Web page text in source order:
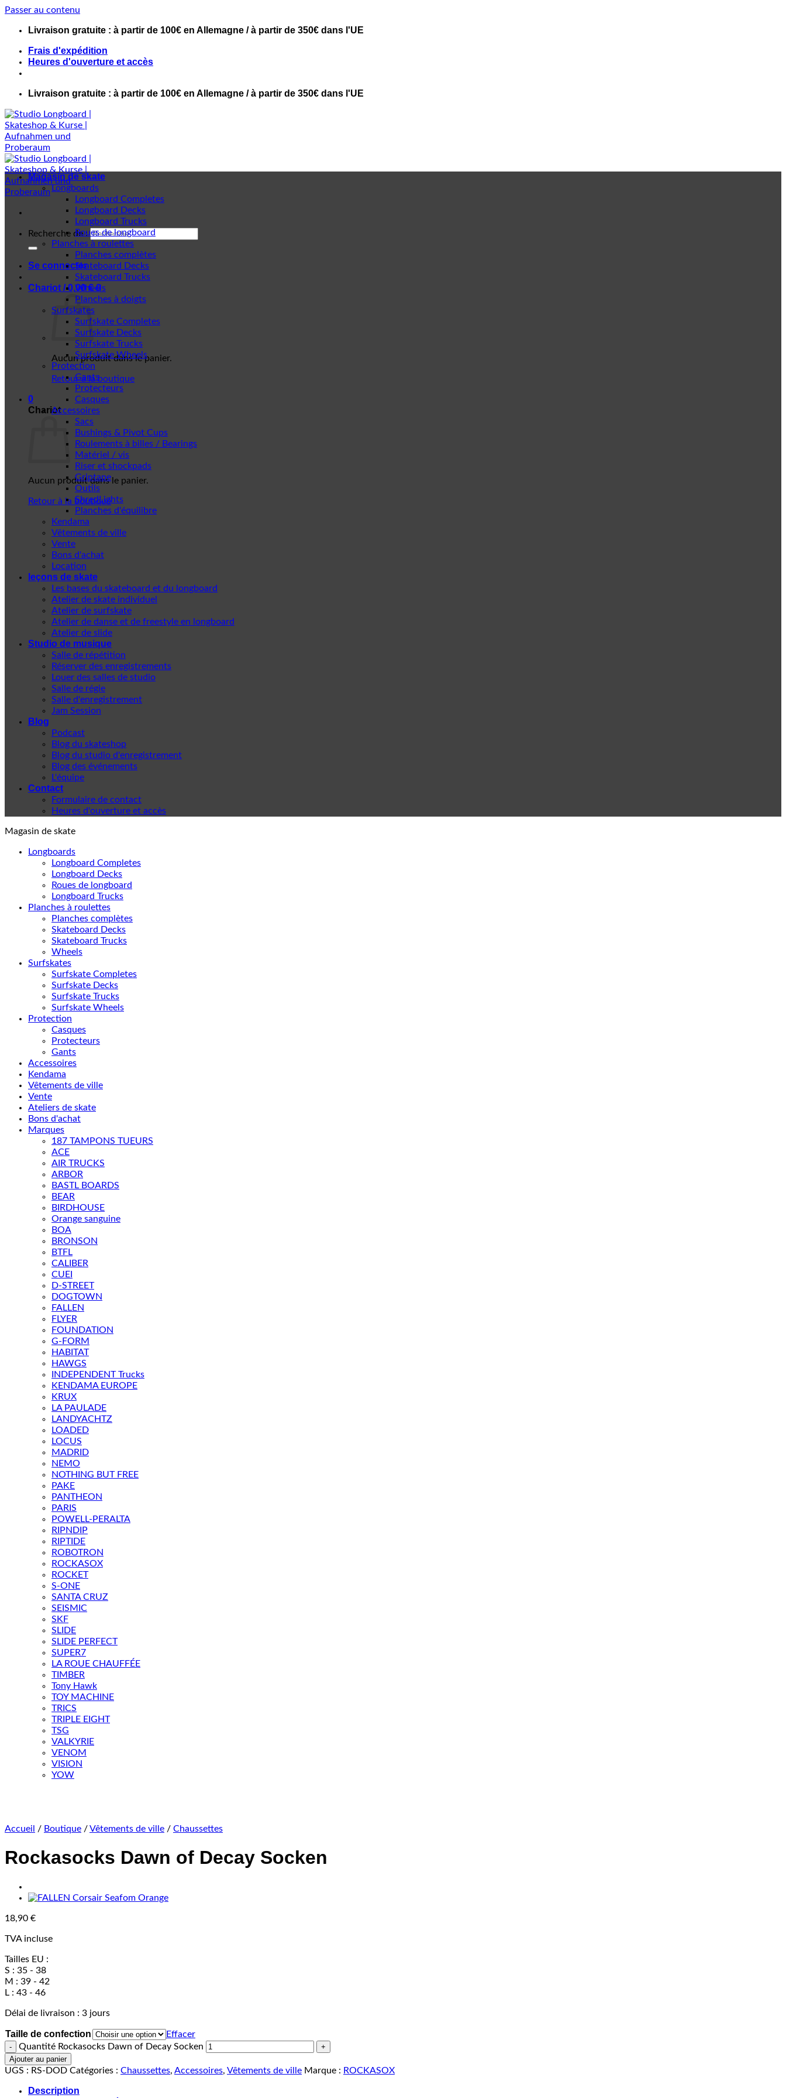
Passer au contenu
Livraison gratuite : à partir de 100€ en Allemagne / à partir de 350€ dans l'UE
Frais d'expédition
Heures d'ouverture et accès
Livraison gratuite : à partir de 100€ en Allemagne / à partir de 350€ dans l'UE
Recherche de :
Se connecter
Chariot /0,00€ 0
Aucun produit dans le panier.
Retour à la boutique
0
Chariot
Aucun produit dans le panier.
Retour à la boutique
Magasin de skate
Longboards
Longboard Completes
Longboard Decks
Longboard Trucks
Roues de longboard
Planches à roulettes
Planches complètes
Skateboard Decks
Skateboard Trucks
Wheels
Planches à doigts
Surfskates
Surfskate Completes
Surfskate Decks
Surfskate Trucks
Surfskate Wheels
Protection
Gants
Protecteurs
Casques
Accessoires
Sacs
Bushings & Pivot Cups
Roulements à billes / Bearings
Matériel / vis
Riser et shockpads
Griptape
Outils
ShredLights
Planches d'équilibre
Kendama
Vêtements de ville
Vente
Bons d'achat
Location
leçons de skate
Les bases du skateboard et du longboard
Atelier de skate individuel
Atelier de surfskate
Atelier de danse et de freestyle en longboard
Atelier de slide
Studio de musique
Salle de répétition
Réserver des enregistrements
Louer des salles de studio
Salle de régie
Salle d'enregistrement
Jam Session
Blog
Podcast
Blog du skateshop
Blog du studio d'enregistrement
Blog des événements
L'équipe
Contact
Formulaire de contact
Heures d'ouverture et accès
Magasin de skate
Longboards
Longboard Completes
Longboard Decks
Roues de longboard
Longboard Trucks
Planches à roulettes
Planches complètes
Skateboard Decks
Skateboard Trucks
Wheels
Surfskates
Surfskate Completes
Surfskate Decks
Surfskate Trucks
Surfskate Wheels
Protection
Casques
Protecteurs
Gants
Accessoires
Kendama
Vêtements de ville
Vente
Ateliers de skate
Bons d'achat
Marques
187 TAMPONS TUEURS
ACE
AIR TRUCKS
ARBOR
BASTL BOARDS
BEAR
BIRDHOUSE
Orange sanguine
BOA
BRONSON
BTFL
CALIBER
CUEI
D-STREET
DOGTOWN
FALLEN
FLYER
FOUNDATION
G-FORM
HABITAT
HAWGS
INDEPENDENT Trucks
KENDAMA EUROPE
KRUX
LA PAULADE
LANDYACHTZ
LOADED
LOCUS
MADRID
NEMO
NOTHING BUT FREE
PAKE
PANTHEON
PARIS
POWELL-PERALTA
RIPNDIP
RIPTIDE
ROBOTRON
ROCKASOX
ROCKET
S-ONE
SANTA CRUZ
SEISMIC
SKF
SLIDE
SLIDE PERFECT
SUPER7
LA ROUE CHAUFFÉE
TIMBER
Tony Hawk
TOY MACHINE
TRICS
TRIPLE EIGHT
TSG
VALKYRIE
VENOM
VISION
YOW
Accueil / Boutique /Vêtements de ville / Chaussettes
Rockasocks Dawn of Decay Socken
18,90 €
TVA incluse
Tailles EU :
S : 35 - 38
M : 39 - 42
L : 43 - 46
Délai de livraison : 3 jours
Taille de confection
Effacer
Quantité Rockasocks Dawn of Decay Socken
Ajouter au panier
UGS : RS-DOD Catégories : Chaussettes, Accessoires, Vêtements de ville Marque : ROCKASOX
Description